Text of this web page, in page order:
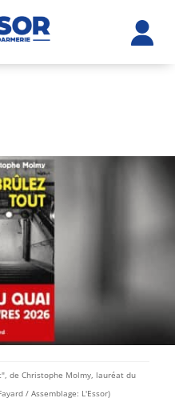
de Christophe Molmy, lauréat du
/ Assemblage: L'Essor)